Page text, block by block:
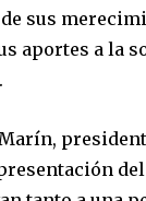
sus
aportes a la
.